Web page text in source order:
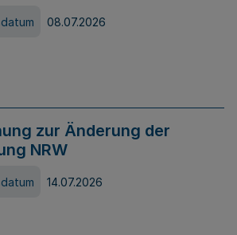
08.07.2026
zur Änderung der
NRW
14.07.2026